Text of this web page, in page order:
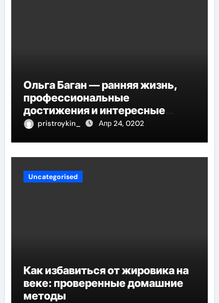
Ольга Баган — ранняя жизнь,
профессиональные
достижения и интересные
факты
pristroykin_ Апр 24, 0202
Uncategorised
Как избавиться от жировика на
веке: проверенные домашние
методы